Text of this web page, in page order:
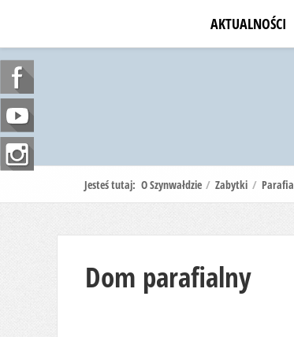
AKTUALNOŚCI
Jesteś tutaj: O Szynwałdzie / Zabytki / Parafia
Dom parafialny